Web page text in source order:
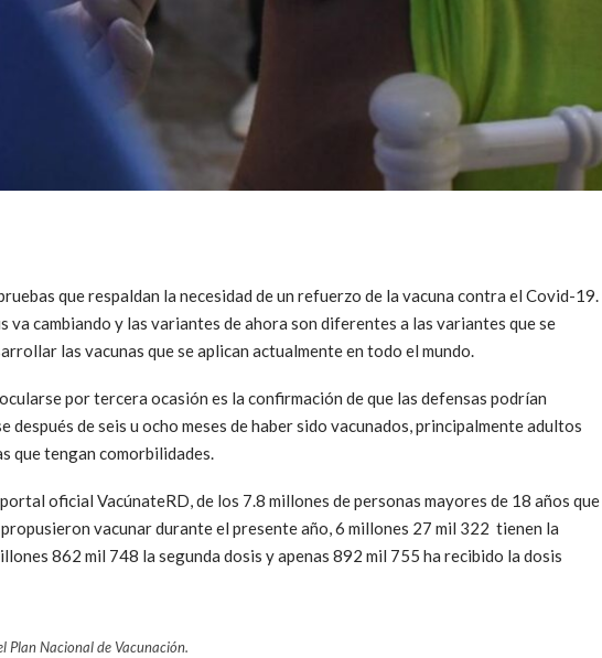
que respaldan la necesidad de un refuerzo de la vacuna contra el Covid-19.
va cambiando y las variantes de ahora son diferentes a las variantes que se
las vacunas que se aplican actualmente en todo el mundo.
por tercera ocasión es la confirmación de que las defensas podrían
después de seis u ocho meses de haber sido vacunados, principalmente adultos
que tengan comorbilidades.
oficial VacúnateRD, de los 7.8 millones de personas mayores de 18 años que
vacunar durante el presente año, 6 millones 27 mil 322 tienen la
862 mil 748 la segunda dosis y apenas 892 mil 755 ha recibido la dosis
Plan Nacional de Vacunación.